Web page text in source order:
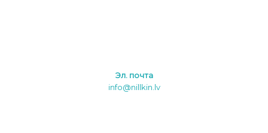
Эл. почта
info@nillkin.lv